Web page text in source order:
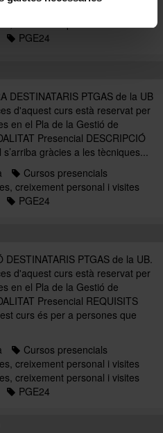
PGE24
DESTINATARIS PTGAS de la UB
d'aquest curs està reservat per
en el Pla de la Gestió de
Presencial DESCRIPCIÓ
gràcies a les tècniques...
Cursos presencials
creixement personal i visites
PGE24
DESTINATARIS PTGAS de la UB.
d'aquest curs està reservat per
en el Pla de la Gestió de
Presencial REQUISITS
curs és per a persones que
Cursos presencials
creixement personal i visites
creixement personal i visites
PGE24